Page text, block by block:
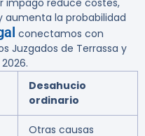
impago reduce costes,
aumenta la probabilidad
conectamos con
Juzgados de Terrassa y
Desahucio
ordinario
Otras causas